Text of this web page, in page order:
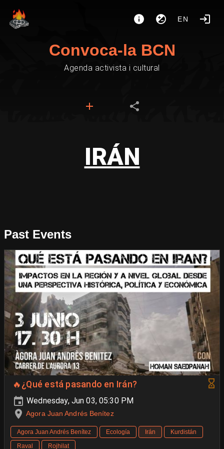
EN
Convoca-la BCN
Agenda activista i cultural
IRÁN
Past Events
🔥¿Qué está pasando en Irán?
Wednesday, Jun 03, 05:30 PM
Agora Juan Andrés Benítez
Agora Juan Andrés Benítez Ecología Irán
Kurdistán
Raval
Rojhilat